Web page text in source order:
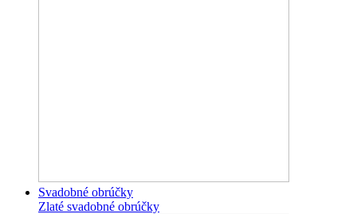
Svadobné obrúčky
Zlaté svadobné obrúčky